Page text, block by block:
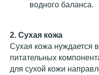
водного баланса.
2. Сухая кожа
Сухая кожа нуждается
питательных
для сухой кожи